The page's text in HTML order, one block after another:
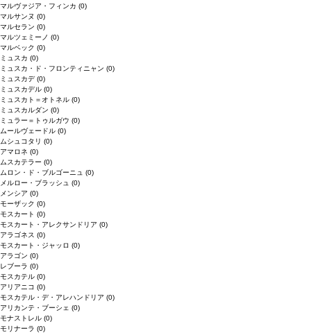
マルヴァジア・フィンカ (0)
マルサンヌ (0)
マルセラン (0)
マルツェミーノ (0)
マルベック (0)
ミュスカ (0)
ミュスカ・ド・フロンティニャン (0)
ミュスカデ(0)
ミュスカデル (0)
ミュスカト＝オトネル (0)
ミュスカルダン (0)
ミュラー＝トゥルガウ (0)
ムールヴェードル (0)
ムシュコタリ (0)
アマロネ (0)
ムスカテラー (0)
ムロン・ド・ブルゴーニュ (0)
メルロー・ブラッシュ (0)
メンシア (0)
モーザック (0)
モスカート (0)
モスカート・アレクサンドリア (0)
アラゴネス (0)
モスカート・ジャッロ (0)
アラゴン (0)
レブーラ (0)
モスカテル (0)
アリアニコ (0)
モスカテル・デ・アレハンドリア (0)
アリカンテ・ブーシェ (0)
モナストレル (0)
モリナーラ (0)